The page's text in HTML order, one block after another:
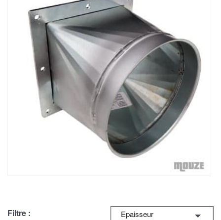
Filtre : Epaisseur